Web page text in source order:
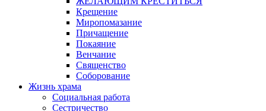
Крещение
Миропомазание
Причащение
Покаяние
Венчание
Священство
Соборование
Жизнь храма
Социальная работа
Сестричество